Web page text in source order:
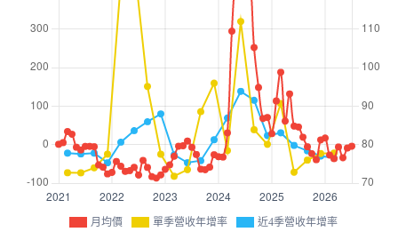
月均價 單季營收年增率 近4季營收年增率